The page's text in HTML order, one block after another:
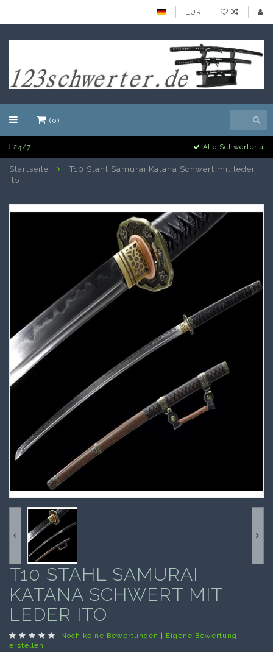
EUR
(0)
Startseite
T10 Stahl Samurai Katana Schwert mit leder
ito
T10 STAHL SAMURAI
KATANA SCHWERT MIT
LEDER ITO
Noch keine Bewertungen
Eigene Bewertung
erstellen